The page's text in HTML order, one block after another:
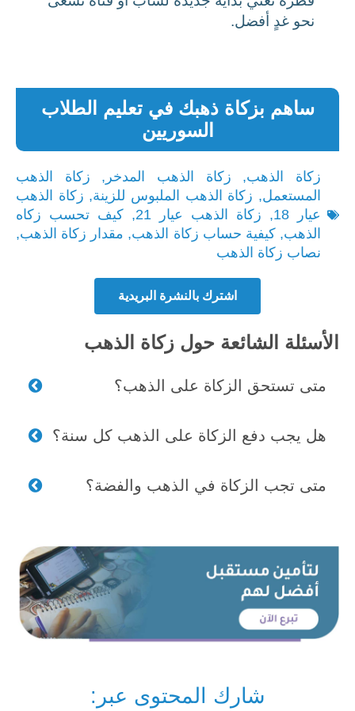
نحو غدٍ أفضل.
ساهم بزكاة ذهبك في تعليم الطلاب
السوريين
زكاة الذهب, زكاة الذهب المدخر , زكاة الذهب
المستعمل, زكاة الذهب الملبوس للزينة, زكاة الذهب
عيار 18
, زكاة الذهب عيار 21 , كيف تحسب زكاه
الذهب,كيفية حساب زكاة الذهب, مقدار زكاة الذهب,
نصاب زكاة الذهب
اشترك بالنشرة البريدية
الأسئلة الشائعة حول زكاة الذهب
متى تستحق الزكاة على الذهب؟
هل يجب دفع الزكاة على الذهب كل سنة؟
متى تجب الزكاة في الذهب والفضة؟
شارك المحتوى عبر: